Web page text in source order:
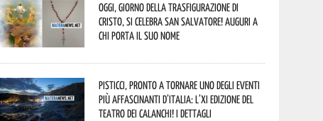
Oggi, giorno della Trasfigurazione di
Cristo, si celebra San Salvatore! Auguri a
chi porta il suo nome
Pisticci, pronto a tornare uno degli eventi
più affascinanti d’Italia: l’XI edizione del
Teatro dei Calanchi! I dettagli